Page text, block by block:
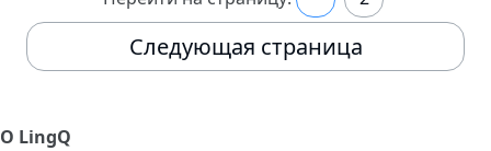
Следующая страница
О LingQ